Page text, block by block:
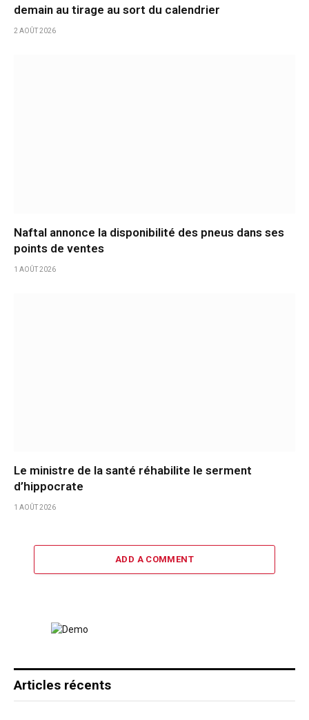
demain au tirage au sort du calendrier
2 AOÛT 2026
Naftal annonce la disponibilité des pneus dans ses
points de ventes
1 AOÛT 2026
Le ministre de la santé réhabilite le serment
d’hippocrate
1 AOÛT 2026
ADD A COMMENT
Articles récents